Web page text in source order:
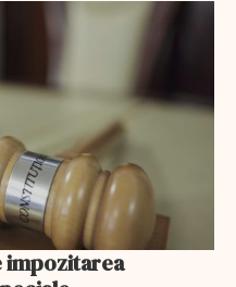
impozitarea